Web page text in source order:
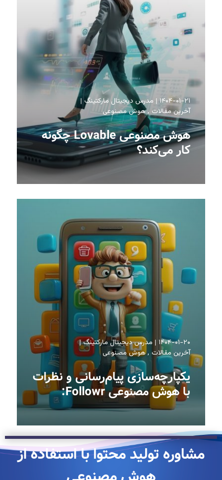
۱۴۰۴-۰۱-۲۱
مدرس دیجیتال مارکتینگ
آخرین مقالات هوش مصنوعی
هوش مصنوعی Lovable چگونه
کار می‌کند؟
۱۴۰۴-۰۱-۲۰
مدرس دیجیتال مارکتینگ
آخرین مقالات هوش مصنوعی
یکپارچه‌سازی پیام‌رسانی و نظرات
با هوش مصنوعی Followr:
مشاوره تولید محتوا با استفاده از